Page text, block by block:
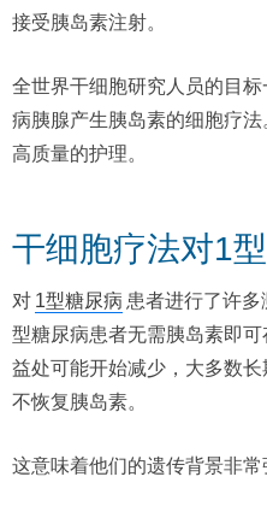
接受胰岛素注射。
全世界干细胞研究人员的目
病胰腺产生胰岛素的细胞疗
高质量的护理。
干细胞疗法对1
对 1型糖尿病 患者进行了许
型糖尿病患者无需胰岛素即
益处可能开始减少，大多数
不恢复胰岛素。
这意味着他们的遗传背景非常